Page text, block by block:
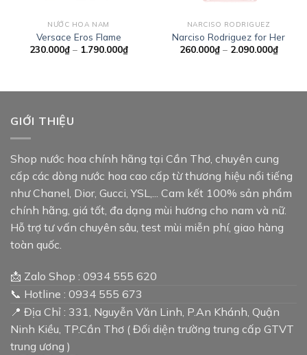
NƯỚC HOA NAM
Versace Eros Flame
230.000₫ – 1.790.000₫Khoảng
giá:
1.790.000₫
NARCISO RODRIGUEZ
Narciso Rodriguez for Her
260.000₫ – 2.090.000₫
giá:
GIỚI THIỆU
Shop nước hoa chính hãng tại Cần Thơ, chuyên cung
cấp các dòng nước hoa cao cấp từ thương hiệu nổi tiếng
như Chanel, Dior, Gucci, YSL,... Cam kết 100% sản phẩm
chính hãng, giá tốt, đa dạng mùi hương cho nam và nữ.
Hỗ trợ tư vấn chuyên sâu, test mùi miễn phí, giao hàng
toàn quốc.
📩 Zalo Shop : 0934 555 620
📞 Hotline : 0934 555 673
📍 Địa Chỉ : 331, Nguyễn Văn Linh, P.An Khánh, Quận
Ninh Kiều, TP.Cần Thơ ( Đối diện trường trung cấp GTVT
trung ương )